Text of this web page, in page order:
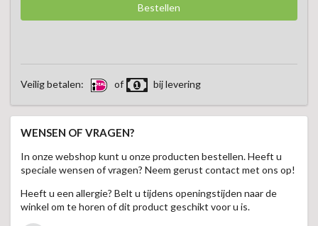
Veilig betalen: of bij levering
WENSEN OF VRAGEN?
In onze webshop kunt u onze producten bestellen. Heeft u
speciale wensen of vragen? Neem gerust contact met ons op!
Heeft u een allergie? Belt u tijdens openingstijden naar de
winkel om te horen of dit product geschikt voor u is.